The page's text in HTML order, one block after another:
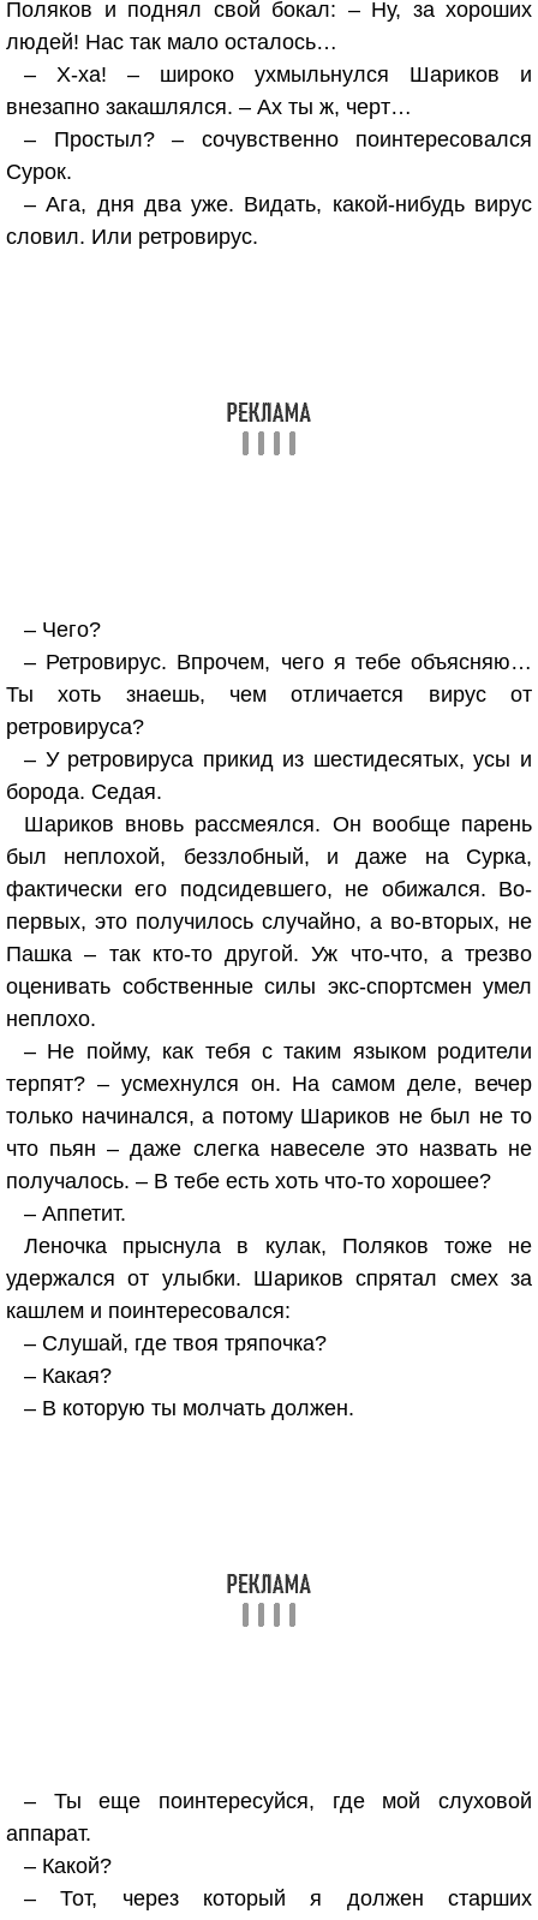
Поляков и поднял свой бокал: – Ну, за хороших
людей! Нас так мало осталось…
– Х-ха! – широко ухмыльнулся Шариков и
внезапно закашлялся. – Ах ты ж, черт…
– Простыл? – сочувственно поинтересовался
Сурок.
– Ага, дня два уже. Видать, какой-нибудь вирус
словил. Или ретровирус.
– Чего?
– Ретровирус. Впрочем, чего я тебе объясняю…
Ты хоть знаешь, чем отличается вирус от
ретровируса?
– У ретровируса прикид из шестидесятых, усы и
борода. Седая.
Шариков вновь рассмеялся. Он вообще парень
был неплохой, беззлобный, и даже на Сурка,
фактически его подсидевшего, не обижался. Во-
первых, это получилось случайно, а во-вторых, не
Пашка – так кто-то другой. Уж что-что, а трезво
оценивать собственные силы экс-спортсмен умел
неплохо.
– Не пойму, как тебя с таким языком родители
терпят? – усмехнулся он. На самом деле, вечер
только начинался, а потому Шариков не был не то
что пьян – даже слегка навеселе это назвать не
получалось. – В тебе есть хоть что-то хорошее?
– Аппетит.
Леночка прыснула в кулак, Поляков тоже не
удержался от улыбки. Шариков спрятал смех за
кашлем и поинтересовался:
– Слушай, где твоя тряпочка?
– Какая?
– В которую ты молчать должен.
– Ты еще поинтересуйся, где мой слуховой
аппарат.
– Какой?
– Тот, через который я должен старших